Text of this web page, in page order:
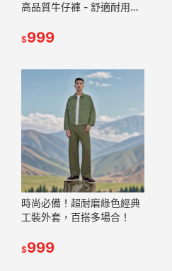
高品質牛仔褲 - 舒適耐用，
$999
時尚必備！超耐磨綠色經典
工裝外套，百搭多場合！
$999